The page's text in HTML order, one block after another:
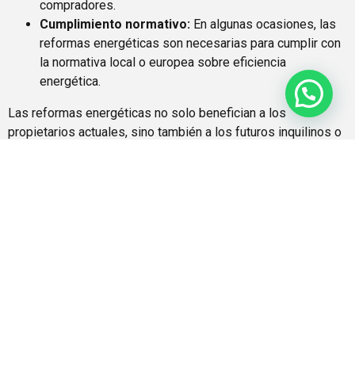
compradores.
Cumplimiento normativo: En algunas ocasiones, las
reformas energéticas son necesarias para cumplir con
la normativa local o europea sobre eficiencia
energética.
Las reformas energéticas no solo benefician a los
propietarios actuales, sino también a los futuros inquilinos o